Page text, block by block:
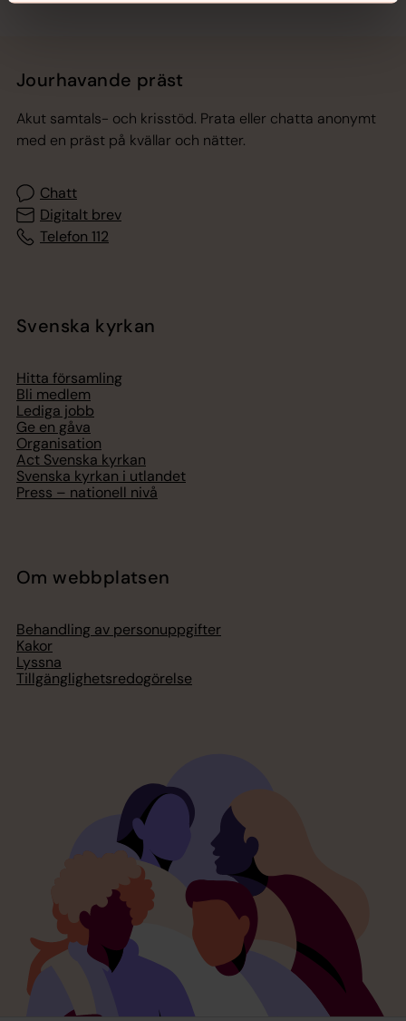
Jourhavande präst
Akut samtals- och krisstöd. Prata eller chatta anonymt
med en präst på kvällar och nätter.
Chatt
Digitalt brev
Telefon 112
Svenska kyrkan
Hitta församling
Bli medlem
Lediga jobb
Ge en gåva
Organisation
Act Svenska kyrkan
Svenska kyrkan i utlandet
Press – nationell nivå
Om webbplatsen
Behandling av personuppgifter
Kakor
Lyssna
Tillgänglighetsredogörelse